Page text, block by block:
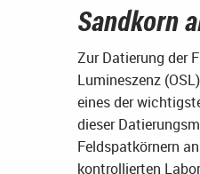
Sandkorn
Zur Datierung der
Lumineszenz
eines der
dieser
Feldspatkörnern
kontrollierten